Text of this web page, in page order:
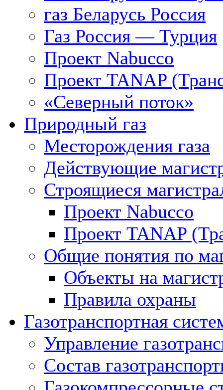
газ Беларусь Россия
Газ Россия — Турция
Проект Nabucco
Проект TANAP
«Северный поток»
Природный газ
Месторождения газа
Действующие
Строящиеся
Проект Nabucco
Проект TANAP
Общие понятия по
Объекты на
Правила охраны
Газотранспортная
Управление
Состав